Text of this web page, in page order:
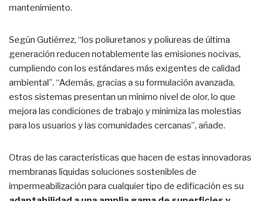
mantenimiento.
Según Gutiérrez, “los poliuretanos y poliureas de última
generación reducen notablemente las emisiones nocivas,
cumpliendo con los estándares más exigentes de calidad
ambiental”. “Además, gracias a su formulación avanzada,
estos sistemas presentan un mínimo nivel de olor, lo que
mejora las condiciones de trabajo y minimiza las molestias
para los usuarios y las comunidades cercanas”, añade.
Otras de las características que hacen de estas innovadoras
membranas líquidas soluciones sostenibles de
impermeabilización para cualquier tipo de edificación es su